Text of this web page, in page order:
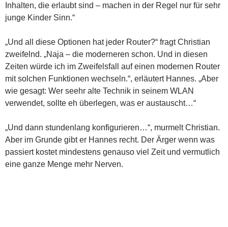
Inhalten, die erlaubt sind – machen in der Regel nur für sehr
junge Kinder Sinn.“
„Und all diese Optionen hat jeder Router?“ fragt Christian
zweifelnd. „Naja – die moderneren schon. Und in diesen
Zeiten würde ich im Zweifelsfall auf einen modernen Router
mit solchen Funktionen wechseln.“, erläutert Hannes. „Aber
wie gesagt: Wer seehr alte Technik in seinem WLAN
verwendet, sollte eh überlegen, was er austauscht…“
„Und dann stundenlang konfigurieren…“, murmelt Christian.
Aber im Grunde gibt er Hannes recht. Der Ärger wenn was
passiert kostet mindestens genauso viel Zeit und vermutlich
eine ganze Menge mehr Nerven.